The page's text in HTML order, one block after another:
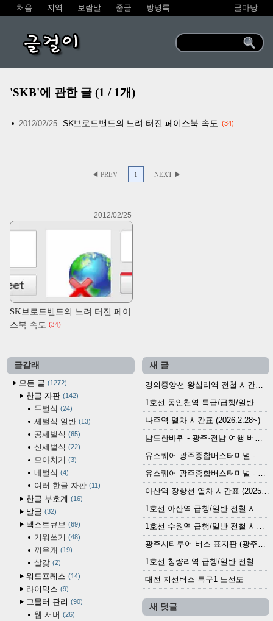
처음 지역 보람말 줄글 방명록 글마당
글걸이
'SKB'에 관한 글 (1 / 1개)
2012/02/25 SK브로드밴드의 느려 터진 페이스북 속도 34
◀ PREV 1 NEXT ▶
2012/02/25
SK브로드밴드의 느려 터진 페이
스북 속도(34)
글갈래
모든 글
1272
한글 자판 142
두벌식 24
세벌식 일반 13
공세벌식 65
신세벌식 22
모아치기 3
네벌식 4
여러 한글 자판 11
한글 부호계 16
말글 32
텍스트큐브 69
기워쓰기 48
끼우개 19
살갗 2
워드프레스 14
라이믹스 9
그물터 관리 90
웹 서버 26
새 글
경의중앙선 왕십리역 전철 시간표 (2026.4.20~)
1호선 동인천역 특급/급행/일반 전철 시간표 (2026.2.28~)
나주역 열차 시간표 (2026.2.28~)
남도한바퀴 - 광주·전남 여행 버스 노선 (2026.3.1~5.31)
유스퀘어 광주종합버스터미널 - 곡성,순천／화순,보성,율포 방면 시외버스 시간표 (2026.1.31)
유스퀘어 광주종합버스터미널 - 담양, 순창, 남원, 무주, 장수, 거창, 대구 방면 시외버스 시간표 (2026...
아산역 장항선 열차 시간표 (2025.12.30 기준) (무궁화호, ITX-마음, 새마을호, 서해금빛열차)
1호선 아산역 급행/일반 전철 시간표 (2025.12.30~)
1호선 수원역 급행/일반 전철 시간표 (2025.12.30~)
광주시티투어 버스 표지판 (광주역 정류장) (2024?)
1호선 청량리역 급행/일반 전철 시간표 · 노선도 (2025.12.30~)
대전 지선버스 특구1 노선도
새 덧글